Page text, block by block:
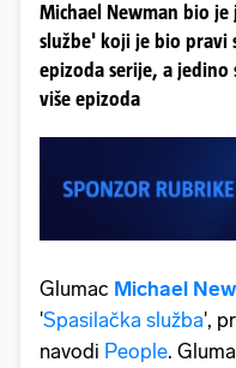
Michael Newman bio je
službe' koji je bio pravi
epizoda serije, a jedino
više epizoda
Glumac Michael
'Spasilačka služba',
navodi People.